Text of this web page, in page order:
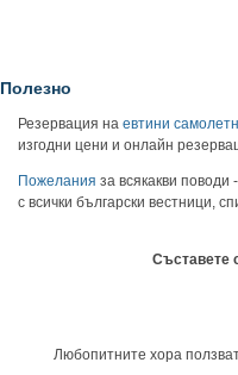
Полезно
Резервация на евтини
изгодни цени и онлайн
Пожелания за всякакви
с всички български вестници,
Съставете
Любопитните хора